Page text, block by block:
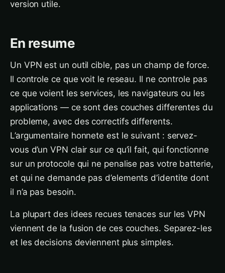
version utile.
En resume
Un VPN est un outil cible, pas un champ de force.
Il controle ce que voit le reseau. Il ne controle pas
ce que voient les services, les navigateurs ou les
applications — ce sont des couches differentes du
probleme, avec des correctifs differents.
L’argumentaire honnete est le suivant : servez-
vous d’un VPN clair sur ce qu’il fait, qui fonctionne
sur un protocole qui ne penalise pas votre batterie,
et qui ne demande pas d’elements d’identite dont
il n’a pas besoin.
La plupart des idees recues tenaces sur les VPN
viennent de la fusion de ces couches. Separez-les
et les decisions deviennent plus simples.